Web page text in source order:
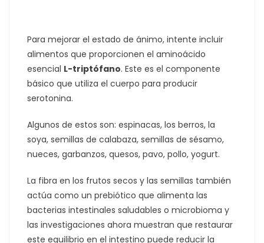
Para mejorar el estado de ánimo, intente incluir
alimentos que proporcionen el aminoácido
esencial L-triptófano. Este es el componente
básico que utiliza el cuerpo para producir
serotonina.
Algunos de estos son: espinacas, los berros, la
soya, semillas de calabaza, semillas de sésamo,
nueces, garbanzos, quesos, pavo, pollo, yogurt.
La fibra en los frutos secos y las semillas también
actúa como un prebiótico que alimenta las
bacterias intestinales saludables o microbioma y
las investigaciones ahora muestran que restaurar
este equilibrio en el intestino puede reducir la